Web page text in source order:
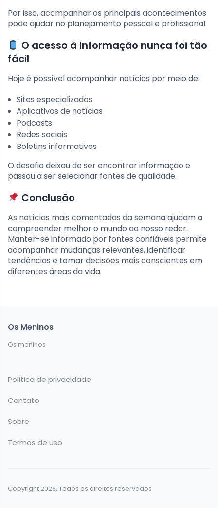
Por isso, acompanhar os principais acontecimentos
pode ajudar no planejamento pessoal e profissional.
O acesso à informação nunca foi tão
fácil
Hoje é possível acompanhar notícias por meio de:
Sites especializados
Aplicativos de notícias
Podcasts
Redes sociais
Boletins informativos
O desafio deixou de ser encontrar informação e
passou a ser selecionar fontes de qualidade.
Conclusão
As notícias mais comentadas da semana ajudam a
compreender melhor o mundo ao nosso redor.
Manter-se informado por fontes confiáveis permite
acompanhar mudanças relevantes, identificar
tendências e tomar decisões mais conscientes em
diferentes áreas da vida.
Os Meninos
Os meninos
Política de privacidade
Contato
Sobre
Termos de uso
Copyright 2026. Todos os direitos reservados